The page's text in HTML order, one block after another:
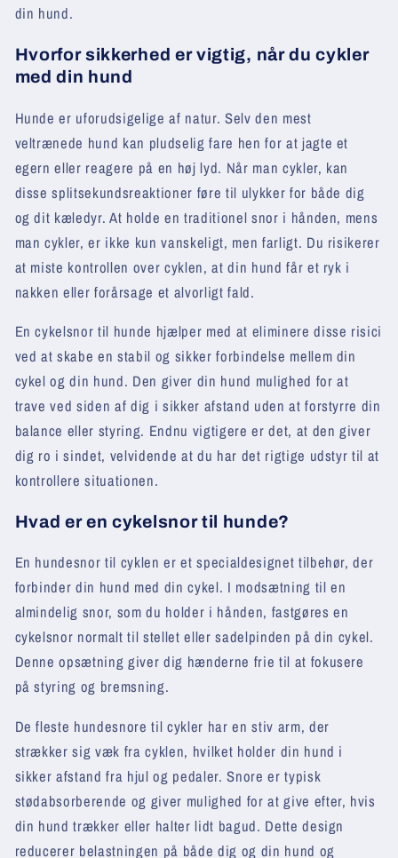
din hund.
Hvorfor sikkerhed er vigtig, når du cykler
med din hund
Hunde er uforudsigelige af natur. Selv den mest
veltrænede hund kan pludselig fare hen for at jagte et
egern eller reagere på en høj lyd. Når man cykler, kan
disse splitsekundsreaktioner føre til ulykker for både dig
og dit kæledyr. At holde en traditionel snor i hånden, mens
man cykler, er ikke kun vanskeligt, men farligt. Du risikerer
at miste kontrollen over cyklen, at din hund får et ryk i
nakken eller forårsage et alvorligt fald.
En cykelsnor til hunde hjælper med at eliminere disse risici
ved at skabe en stabil og sikker forbindelse mellem din
cykel og din hund. Den giver din hund mulighed for at
trave ved siden af dig i sikker afstand uden at forstyrre din
balance eller styring. Endnu vigtigere er det, at den giver
dig ro i sindet, velvidende at du har det rigtige udstyr til at
kontrollere situationen.
Hvad er en cykelsnor til hunde?
En hundesnor til cyklen er et specialdesignet tilbehør, der
forbinder din hund med din cykel. I modsætning til en
almindelig snor, som du holder i hånden, fastgøres en
cykelsnor normalt til stellet eller sadelpinden på din cykel.
Denne opsætning giver dig hænderne frie til at fokusere
på styring og bremsning.
De fleste hundesnore til cykler har en stiv arm, der
strækker sig væk fra cyklen, hvilket holder din hund i
sikker afstand fra hjul og pedaler. Snore er typisk
stødabsorberende og giver mulighed for at give efter, hvis
din hund trækker eller halter lidt bagud. Dette design
reducerer belastningen på både dig og din hund og